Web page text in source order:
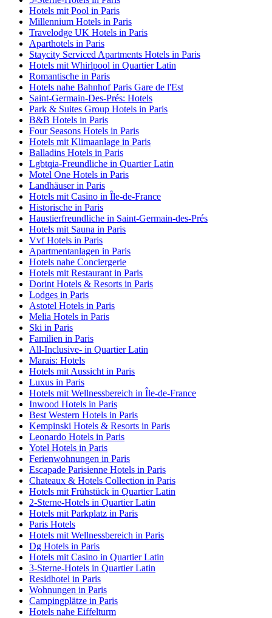
Hotels mit Pool in Paris
Millennium Hotels in Paris
Travelodge UK Hotels in Paris
Aparthotels in Paris
Staycity Serviced Apartments Hotels in Paris
Hotels mit Whirlpool in Quartier Latin
Romantische in Paris
Hotels nahe Bahnhof Paris Gare de l'Est
Saint-Germain-Des-Prés: Hotels
Park & Suites Group Hotels in Paris
B&B Hotels in Paris
Four Seasons Hotels in Paris
Hotels mit Klimaanlage in Paris
Balladins Hotels in Paris
Lgbtqia-Freundliche in Quartier Latin
Motel One Hotels in Paris
Landhäuser in Paris
Hotels mit Casino in Île-de-France
Historische in Paris
Haustierfreundliche in Saint-Germain-des-Prés
Hotels mit Sauna in Paris
Vvf Hotels in Paris
Apartmentanlagen in Paris
Hotels nahe Conciergerie
Hotels mit Restaurant in Paris
Dorint Hotels & Resorts in Paris
Lodges in Paris
Astotel Hotels in Paris
Melia Hotels in Paris
Ski in Paris
Familien in Paris
All-Inclusive- in Quartier Latin
Marais: Hotels
Hotels mit Aussicht in Paris
Luxus in Paris
Hotels mit Wellnessbereich in Île-de-France
Inwood Hotels in Paris
Best Western Hotels in Paris
Kempinski Hotels & Resorts in Paris
Leonardo Hotels in Paris
Yotel Hotels in Paris
Ferienwohnungen in Paris
Escapade Parisienne Hotels in Paris
Chateaux & Hotels Collection in Paris
Hotels mit Frühstück in Quartier Latin
2-Sterne-Hotels in Quartier Latin
Hotels mit Parkplatz in Paris
Paris Hotels
Hotels mit Wellnessbereich in Paris
Dg Hotels in Paris
Hotels mit Casino in Quartier Latin
3-Sterne-Hotels in Quartier Latin
Residhotel in Paris
Wohnungen in Paris
Campingplätze in Paris
Hotels nahe Eiffelturm